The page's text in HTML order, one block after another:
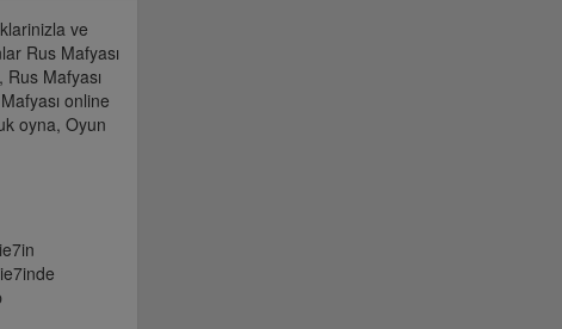
ve
Rus Mafyası
Mafyası
online
oyna, Oyun